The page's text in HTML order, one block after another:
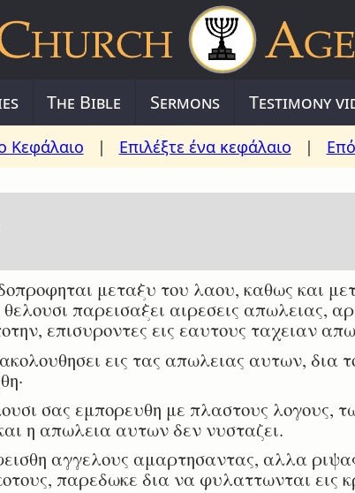
The Bible Sermons Testimony
Κεφάλαιο | Επιλέξτε ένα κεφάλαιο |
μεταξυ του λαου, καθως και
παρεισαξει αιρεσεις απωλειας,
επισυροντες εις εαυτους ταχειαν
εις τας απωλειας αυτων, δια
σας εμπορευθη με πλαστους λογους,
η απωλεια αυτων δεν νυσταζει.
αγγελους αμαρτησαντας, αλλα
παρεδωκε δια να φυλαττωνται εις